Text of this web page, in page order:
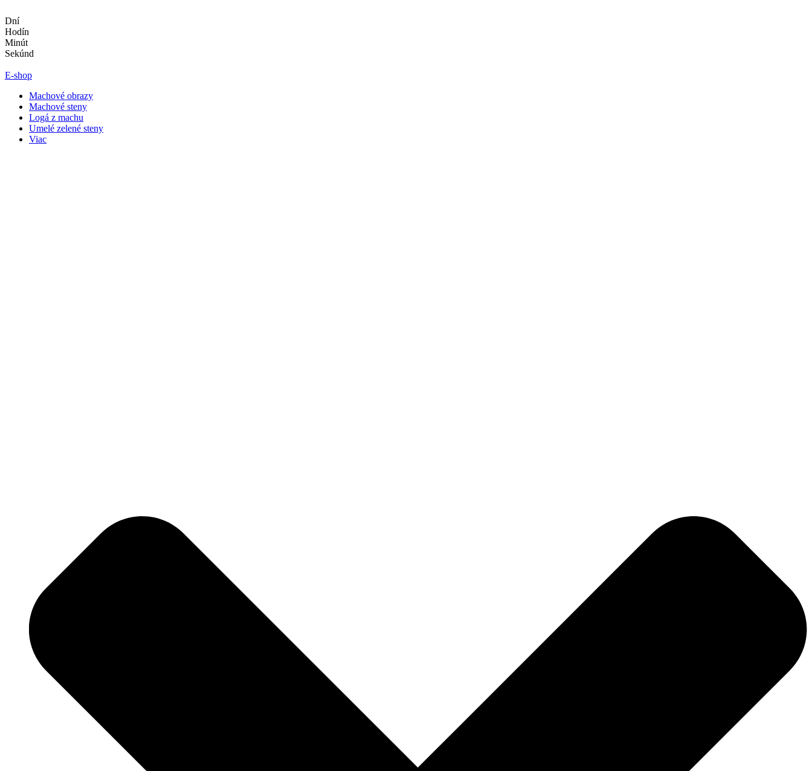
na
obsah
Dní
Hodín
Minút
Sekúnd
E-shop
Machové obrazy
Machové steny
Logá z machu
Umelé zelené steny
Viac